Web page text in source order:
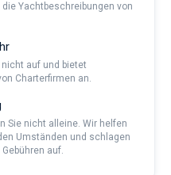
Yachtbeschreibungen von
auf und bietet
Charterfirmen an.
Sie nicht alleine. Wir helfen
Umständen und schlagen
auf.